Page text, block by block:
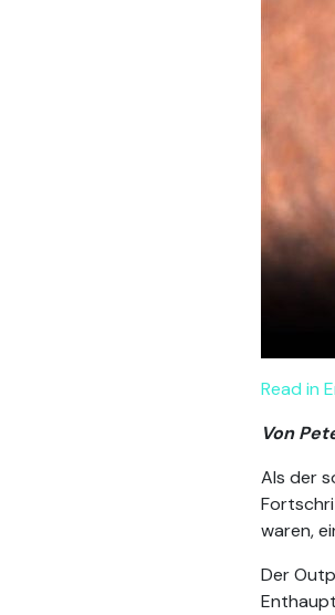
Read in
Von
Als der
waren,
Der